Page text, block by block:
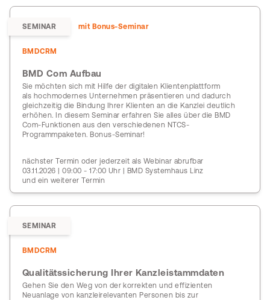
SEMINAR mit Bonus-Seminar
BMDCRM
BMD Com Aufbau
Sie möchten sich mit Hilfe der digitalen Klientenplattform
als hochmodernes Unternehmen präsentieren und dadurch
gleichzeitig die Bindung Ihrer Klienten an die Kanzlei deutlich
erhöhen. In diesem Seminar erfahren Sie alles über die BMD
Com-Funktionen aus den verschiedenen NTCS-
Programmpaketen. Bonus-Seminar!
nächster Termin oder jederzeit als Webinar abrufbar
03.11.2026 | 09:00 - 17:00 Uhr | BMD Systemhaus Linz
und ein weiterer Termin
SEMINAR
BMDCRM
Qualitätssicherung Ihrer Kanzleistammdaten
Gehen Sie den Weg von der korrekten und effizienten
Neuanlage von kanzleirelevanten Personen bis zur